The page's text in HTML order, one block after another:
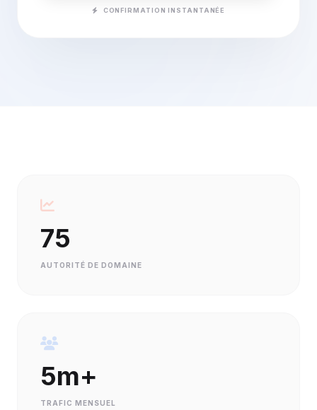
CONFIRMATION INSTANTANÉE
75
AUTORITÉ DE DOMAINE
5m+
TRAFIC MENSUEL